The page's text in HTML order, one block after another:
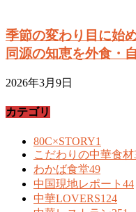
季節の変わり目に始
同源の知恵を外食・
2026年3月9日
カテゴリ
80C×STORY1
こだわりの中華食材
わかば食堂49
中国現地レポート 44
中華LOVERS124